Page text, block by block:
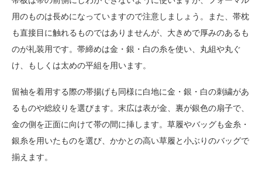
用のものは長めになっていますので注意しましょう。また、帯枕
も直接目に触れるものではありませんが、大きめで厚みのあるも
のが礼装用です。帯締めは金・銀・白の糸を使い、丸組や丸ぐ
け、もしくは太めの平組を用います。
留袖を着用する際の帯揚げも同様に白地に金・銀・白の刺繍があ
るものや総絞りを選びます。末広は表が金、裏が銀色の扇子で、
金の側を正面に向けて帯の間に挿します。草履やバッグも金糸・
銀糸を用いたものを選び、かかとの高い草履と小ぶりのバッグで
揃えます。